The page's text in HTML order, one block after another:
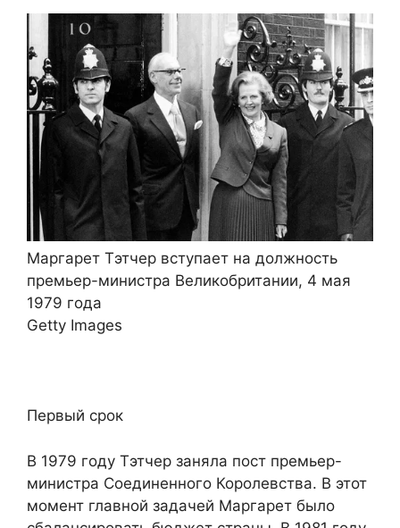
Маргарет Тэтчер вступает на должность
премьер-министра Великобритании, 4 мая
1979 года
Getty Images
Первый срок
В 1979 году Тэтчер заняла пост премьер-
министра Соединенного Королевства. В этот
момент главной задачей Маргарет было